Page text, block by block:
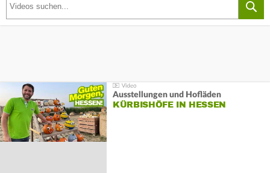
Ausstellungen und Hofläden
KÜRBISHÖFE IN HESSEN